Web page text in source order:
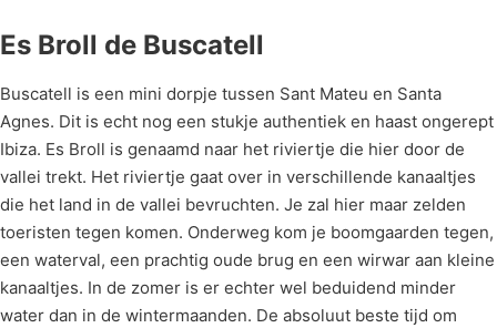
Es Broll de Buscatell
Buscatell is een mini dorpje tussen Sant Mateu en Santa
Agnes. Dit is echt nog een stukje authentiek en haast ongerept
Ibiza. Es Broll is genaamd naar het riviertje die hier door de
vallei trekt. Het riviertje gaat over in verschillende kanaaltjes
die het land in de vallei bevruchten. Je zal hier maar zelden
toeristen tegen komen. Onderweg kom je boomgaarden tegen,
een waterval, een prachtig oude brug en een wirwar aan kleine
kanaaltjes. In de zomer is er echter wel beduidend minder
water dan in de wintermaanden. De absoluut beste tijd om